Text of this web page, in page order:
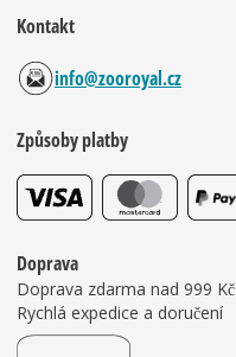
Kontakt
info@zooroyal.cz
Způsoby platby
Doprava
Doprava zdarma nad 999 Kč
Rychlá expedice a doručení